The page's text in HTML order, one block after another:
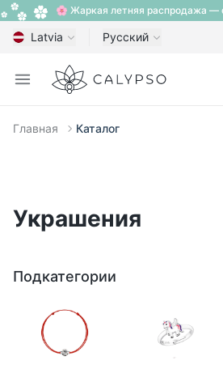
🌸 Жаркая летняя распродажа —
Latvia Русский
Open menu
Calypso
Главная Каталог
Украшения
Подкатегории